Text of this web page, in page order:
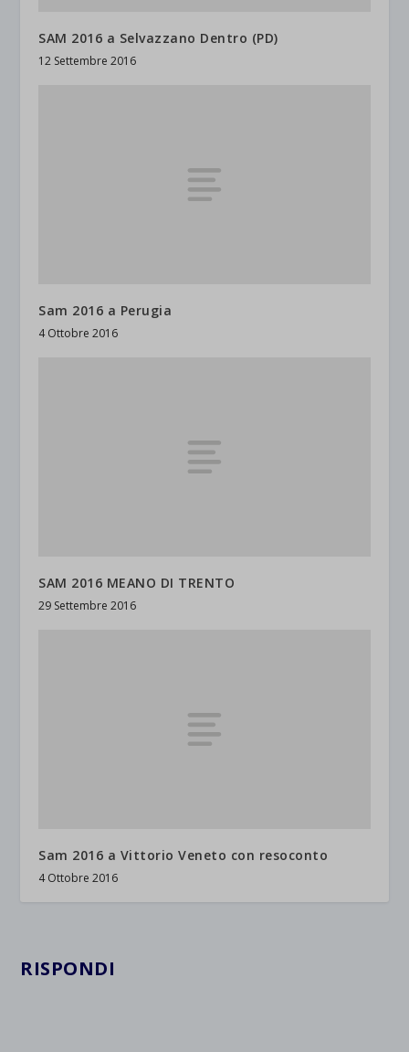
SAM 2016 a Selvazzano Dentro (PD)
12 Settembre 2016
Sam 2016 a Perugia
4 Ottobre 2016
SAM 2016 MEANO DI TRENTO
29 Settembre 2016
Sam 2016 a Vittorio Veneto con resoconto
4 Ottobre 2016
RISPONDI